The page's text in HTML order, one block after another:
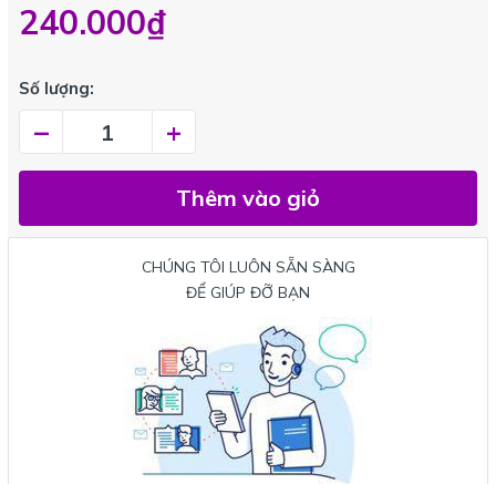
240.000₫
Số lượng:
– +
Thêm vào giỏ
CHÚNG TÔI LUÔN SẴN SÀNG
ĐỂ GIÚP ĐỠ BẠN